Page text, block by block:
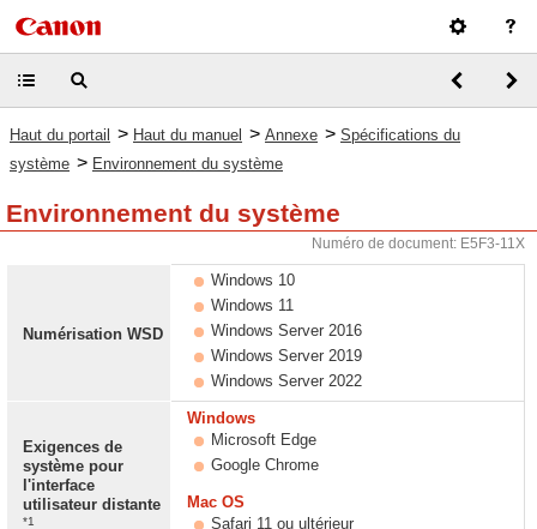
Haut du portail > Haut du manuel > Annexe > Spécifications du
système > Environnement du système
Environnement du système
Numéro de document: E5F3-11X
Numérisation WSD
Windows 10
Windows 11
Windows Server 2016
Windows Server 2019
Windows Server 2022
Exigences de
système pour
l'interface
utilisateur distante
*1
Windows
Microsoft Edge
Google Chrome
Mac OS
Safari 11 ou ultérieur